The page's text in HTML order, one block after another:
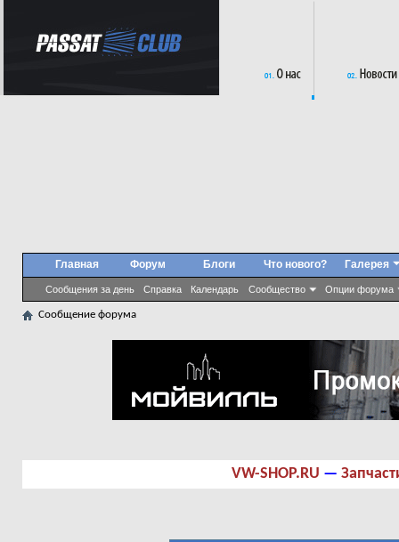
Главная Форум
Сообщения за день Справка Календарь Сообщество Опции форума
Блоги Что нового? Галерея
Сообщение форума
VW-SHOP.RU —